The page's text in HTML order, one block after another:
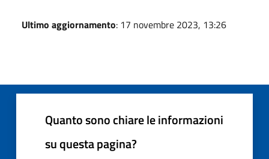
Ultimo aggiornamento: 17 novembre 2023, 13:26
Quanto sono chiare le informazioni
su questa pagina?